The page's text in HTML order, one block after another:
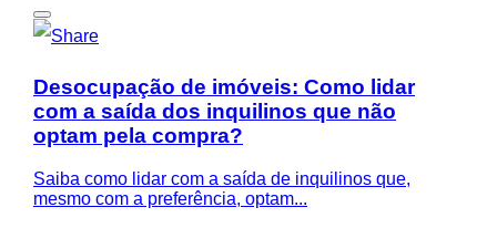
Desocupação de imóveis: Como lidar
com a saída dos inquilinos que não
optam pela compra?
Saiba como lidar com a saída de inquilinos que,
mesmo com a preferência, optam...